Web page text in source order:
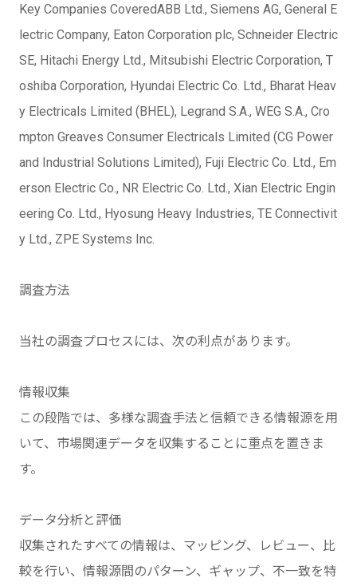
Key Companies CoveredABB Ltd., Siemens AG, General E
lectric Company, Eaton Corporation plc, Schneider Electric
SE, Hitachi Energy Ltd., Mitsubishi Electric Corporation, T
oshiba Corporation, Hyundai Electric Co. Ltd., Bharat Heav
y Electricals Limited (BHEL), Legrand S.A., WEG S.A., Cro
mpton Greaves Consumer Electricals Limited (CG Power
and Industrial Solutions Limited), Fuji Electric Co. Ltd., Em
erson Electric Co., NR Electric Co. Ltd., Xian Electric Engin
eering Co. Ltd., Hyosung Heavy Industries, TE Connectivit
y Ltd., ZPE Systems Inc.
調査方法
当社の調査プロセスには、次の利点があります。
情報収集
この段階では、多様な調査手法と信頼できる情報源を用
いて、市場関連データを収集することに重点を置きま
す。
データ分析と評価
収集されたすべての情報は、マッピング、レビュー、比
較を行い、情報源間のパターン、ギャップ、不一致を特